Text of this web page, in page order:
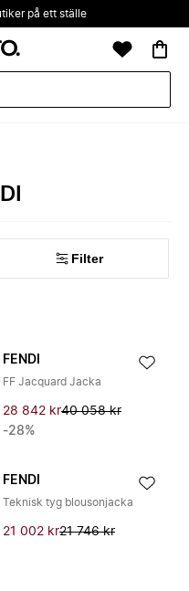
på ett ställe
Filter
FENDI
FF Jacquard Jacka
28 842 kr40 058 kr
-28%
FENDI
Teknisk tyg blousonjacka
21 002 kr21 746 kr